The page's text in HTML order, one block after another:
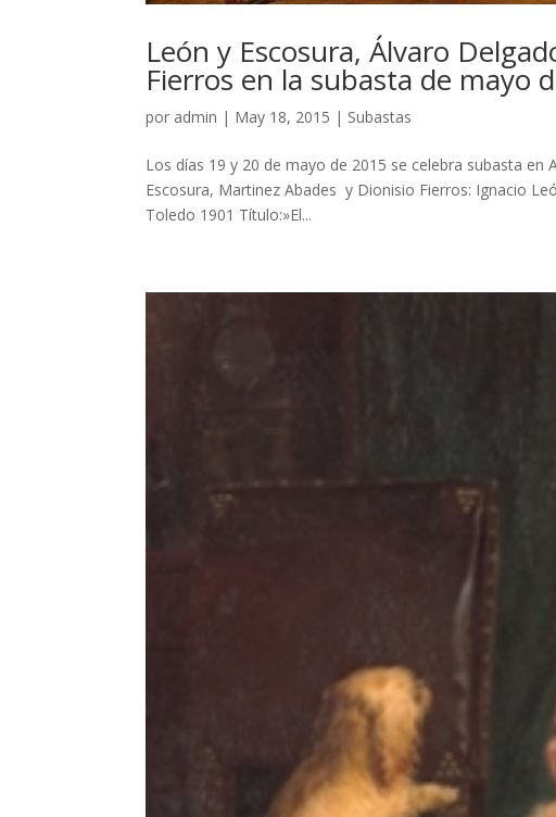
León y Escosura, Álvaro
Fierros en la subasta de mayo
por admin | May 18, 2015 | Subastas
Los días 19 y 20 de mayo de 2015 se celebra subasta
Escosura, Martinez Abades y Dionisio Fierros: Ignacio
Toledo 1901 Título:»El...